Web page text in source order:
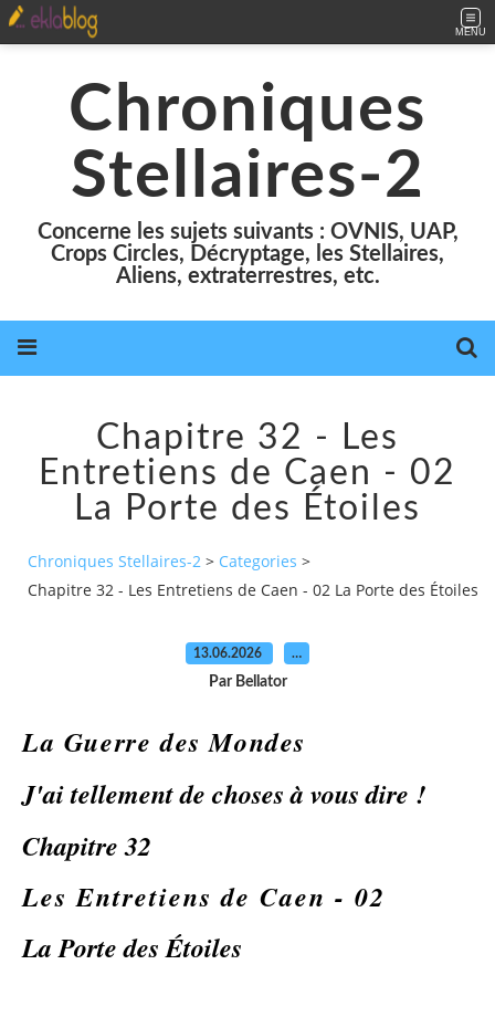
MENU
Chroniques
Stellaires-2
Concerne les sujets suivants : OVNIS, UAP,
Crops Circles, Décryptage, les Stellaires,
Aliens, extraterrestres, etc.
Chapitre 32 - Les
Entretiens de Caen - 02
La Porte des Étoiles
Chroniques Stellaires-2 > Categories >
Chapitre 32 - Les Entretiens de Caen - 02 La Porte des Étoiles
13.06.2026 …
Par Bellator
La Guerre des Mondes
J'ai tellement de choses à vous dire !
Chapitre 32
Les Entretiens de Caen - 02
La Porte des Étoiles